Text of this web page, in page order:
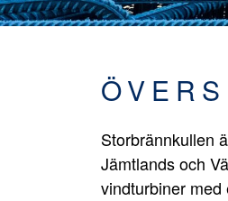
Storbrännkullen
Jämtlands och
vindturbiner med